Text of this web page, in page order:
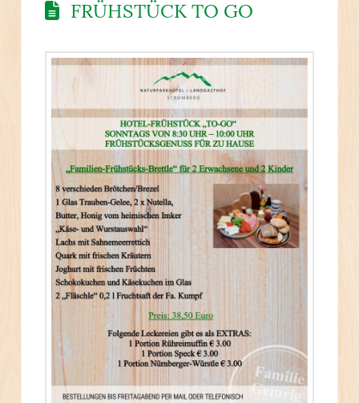
FRÜHSTÜCK TO GO